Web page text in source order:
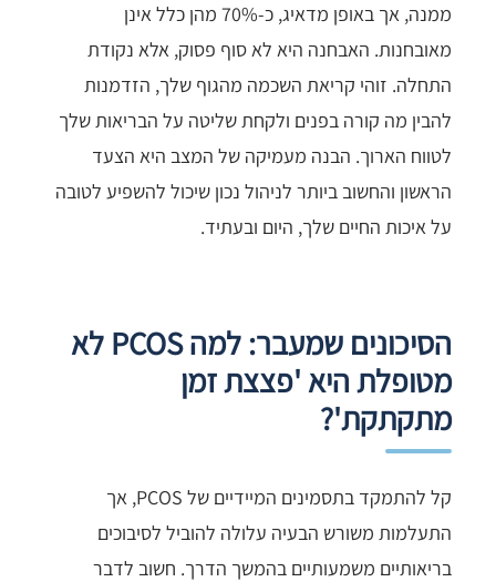
ממנה, אך באופן מדאיג, כ-70% מהן כלל אינן
מאובחנות. האבחנה היא לא סוף פסוק, אלא נקודת
התחלה. זוהי קריאת השכמה מהגוף שלך, הזדמנות
להבין מה קורה בפנים ולקחת שליטה על הבריאות שלך
לטווח הארוך. הבנה מעמיקה של המצב היא הצעד
הראשון והחשוב ביותר לניהול נכון שיכול להשפיע לטובה
על איכות החיים שלך, היום ובעתיד.
הסיכונים שמעבר: למה PCOS לא
מטופלת היא 'פצצת זמן
מתקתקת'?
קל להתמקד בתסמינים המיידיים של PCOS, אך
התעלמות משורש הבעיה עלולה להוביל לסיבוכים
בריאותיים משמעותיים בהמשך הדרך. חשוב לדבר